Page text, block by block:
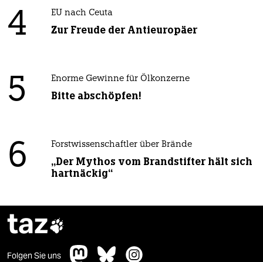
4 EU nach Ceuta
Zur Freude der Antieuropäer
5 Enorme Gewinne für Ölkonzerne
Bitte abschöpfen!
6 Forstwissenschaftler über Brände
„Der Mythos vom Brandstifter hält sich
hartnäckig“
taz
Folgen Sie uns